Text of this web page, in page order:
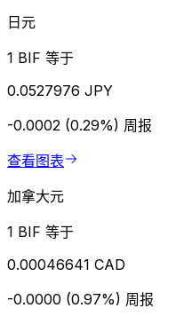
日元
1 BIF 等于
0.0527976 JPY
-0.0002 (0.29%) 周报
查看图表
加拿大元
1 BIF 等于
0.00046641 CAD
-0.0000 (0.97%) 周报